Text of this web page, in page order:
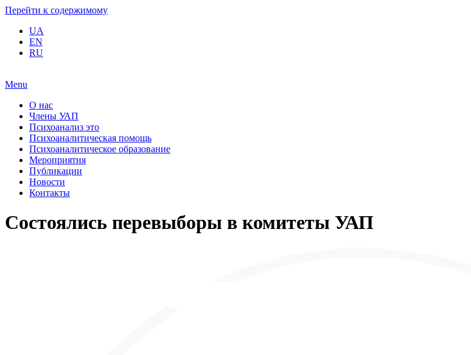
Перейти к содержимому
UA
EN
RU
Menu
О нас
Члены УАП
Психоанализ это
Психоаналитическая помощь
Психоаналитическое образование
Мероприятия
Публикации
Новости
Контакты
Состоялись перевыборы в комитеты УАП